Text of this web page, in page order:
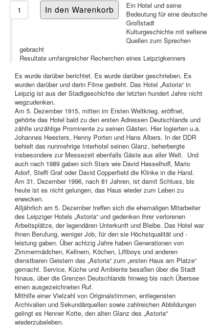
Ein Hotel und seine
Bedeutung für eine deutsche
Großstadt
Kulturgeschichte mit seltene
Quellen zum Sprechen
gebracht
Resultate umfangreicher Recherchen eines Leipzigkenners
Es wurde darüber berichtet. Es wurde darüber geschrieben. Es
wurden darüber und darin Filme gedreht. Das Hotel „Astoria“ in
Leipzig ist aus der Stadtgeschichte der letzten hundert Jahre nicht
wegzudenken.
Am 5. Dezember 1915, mitten im Ersten Weltkrieg, eröffnet,
gehörte das Hotel bald zu den ersten Adressen Deutschlands und
zählte unzählige Prominente zu seinen Gästen. Hier logierten u.a.
Johannes Heesters, Henny Porten und Hans Albers. In der DDR
behielt das nunmehrige Interhotel seinen Glanz, beherbergte
insbesondere zur Messezeit ebenfalls Gäste aus aller Welt. Und
auch nach 1989 gaben sich Stars wie David Hasselhoff, Mario
Adorf, Steffi Graf oder David Copperfield die Klinke in die Hand.
Am 31. Dezember 1996, nach 81 Jahren, ist damit Schluss, bis
heute ist es nicht gelungen, das Haus wieder zum Leben zu
erwecken.
Alljährlich am 5. Dezember treffen sich die ehemaligen Mitarbeiter
des Leipziger Hotels „Astoria“ und gedenken ihrer verlorenen
Arbeitsplätze, der legendären Unterkunft und Bleibe. Das Hotel war
ihnen Berufung, weniger Job, für den sie Höchstqualität und -
leistung gaben. Über achtzig Jahre haben Generationen von
Zimmermädchen, Kellnern, Köchen, Liftboys und anderen
dienstbaren Geistern das „Astoria“ zum „ersten Haus am Platze“
gemacht. Service, Küche und Ambiente besaßen über die Stadt
hinaus, über die Grenzen Deutschlands hinweg bis nach Übersee
einen ausgezeichneten Ruf.
Mithilfe einer Vielzahl von Originalstimmen, entlegensten
Archivalien und Sekundärquellen sowie zahlreichen Abbildungen
gelingt es Henner Kotte, den alten Glanz des „Astoria“
wiederzubeleben.